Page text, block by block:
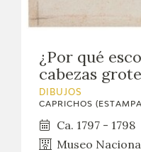
¿Por qué
cabezas
DIBUJOS
CAPRICHOS
Ca. 1797 - 1798
Museo